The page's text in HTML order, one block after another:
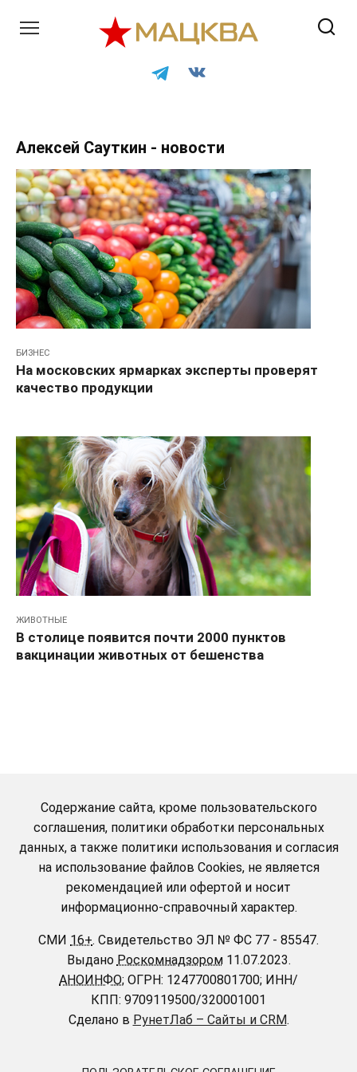
Алексей Сауткин - новости
БИЗНЕС
На московских ярмарках эксперты проверят
качество продукции
ЖИВОТНЫЕ
В столице появится почти 2000 пунктов
вакцинации животных от бешенства
Содержание сайта, кроме пользовательского
соглашения, политики обработки персональных
данных, а также политики использования и согласия
на использование файлов Cookies, не является
рекомендацией или офертой и носит
информационно-справочный характер.
СМИ 16+. Свидетельство ЭЛ № ФС 77 - 85547.
Выдано Роскомнадзором11.07.2023.
АНОИНФО; ОГРН: 1247700801700; ИНН/
КПП: 9709119500/320001001
Сделано в РунетЛаб – Сайты и CRM.